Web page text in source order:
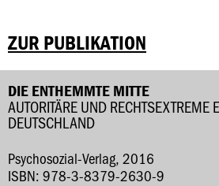
ZUR PUBLIKATION
DIE ENTHEMMTE MITTE
AUTORITÄRE UND RECHTSEXTREME
DEUTSCHLAND
Psychosozial-Verlag, 2016
ISBN: 978-3-8379-2630-9